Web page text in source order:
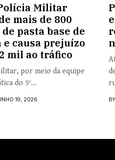
Militar
mais de 800
pasta base de
e causa prejuízo
mil ao tráfico
por meio da equipe
do 5º...
19, 2026